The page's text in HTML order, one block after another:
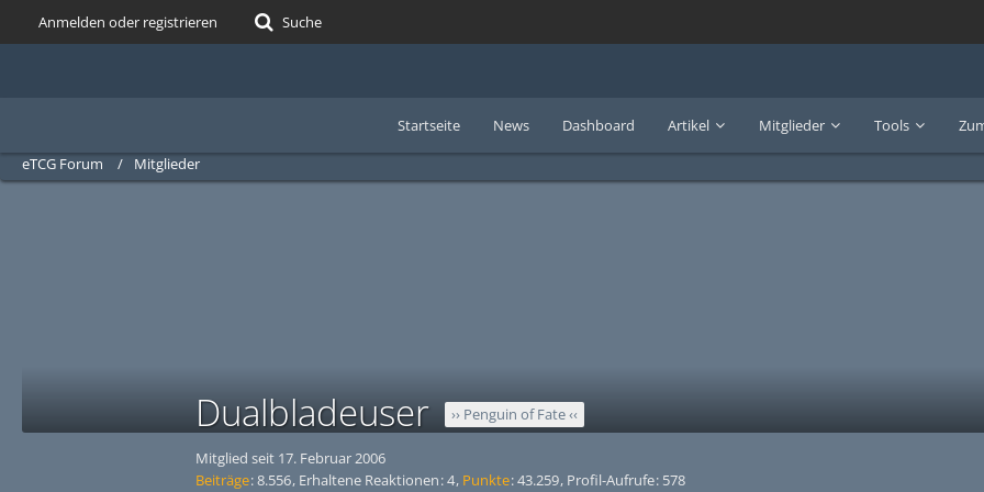
Anmelden oder registrieren Suche
Startseite News Dashboard Artikel Mitglieder Tools
eTCG Forum
Mitglieder
Dualbladeuser ›› Penguin of Fate ‹‹
Mitglied seit 17. Februar 2006
Beiträge 8.556 Erhaltene Reaktionen 4 Punkte 43.259 Profil-Aufrufe 578